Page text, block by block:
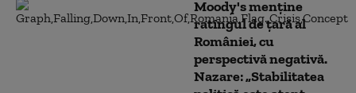
Moody's menține
ratingul de țară al
României, cu
perspectivă negativă.
Nazare: „Stabilitatea